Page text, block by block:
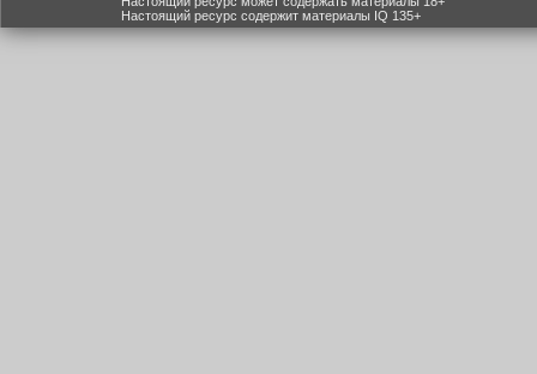
Настоящий ресурс содержит материалы IQ 135+